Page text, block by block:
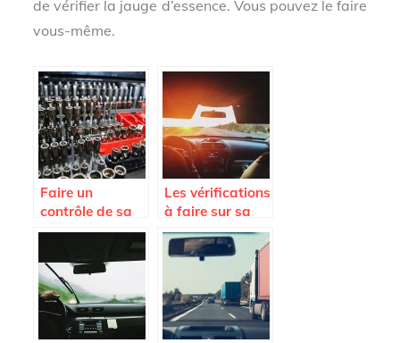
de vérifier la jauge d’essence. Vous pouvez le faire
vous-même.
Faire un
contrôle de sa
voiture pour
rouler en toute
sécurité
Les vérifications
à faire sur sa
voiture pour un
long trajet.